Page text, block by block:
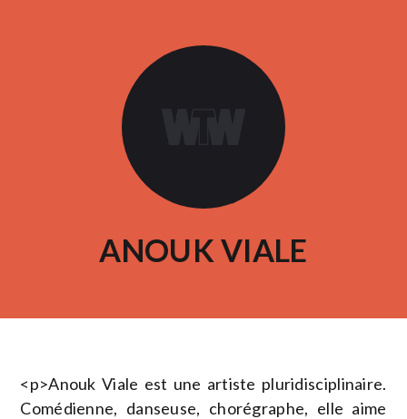
ANOUK VIALE
<p>Anouk Viale est une artiste pluridisciplinaire.
Comédienne, danseuse, chorégraphe, elle aime